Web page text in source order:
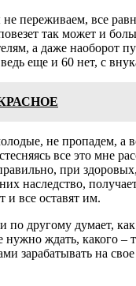
переживаем, все
так может и
а даже наоборот
еще и 60 нет, с
не пропадем, а
все это мне
при
наследство,
и все оставят им.
по другому думает,
нужно ждать, какого –
зарабатывать на